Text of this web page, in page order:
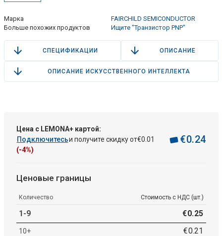
Марка
FAIRCHILD SEMICONDUCTOR
Больше похожих продуктов
Ищите "Транзистор PNP"
СПЕЦИФИКАЦИИ ОПИСАНИЕ
ОПИСАНИЕ ИСКУССТВЕННОГО ИНТЕЛЛЕКТА
Цена с LEMONA+ картой:
Подключитесьи получите скидку от€0 01
(-4%)
€0.24
Ценовые границы
Количество Стоимость с НДС (шт.)
1-9 €0.25
10+ €0.21